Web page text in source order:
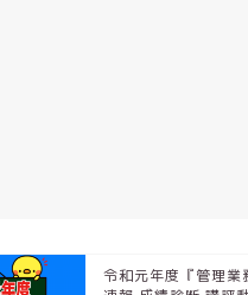
令和元年度『管理